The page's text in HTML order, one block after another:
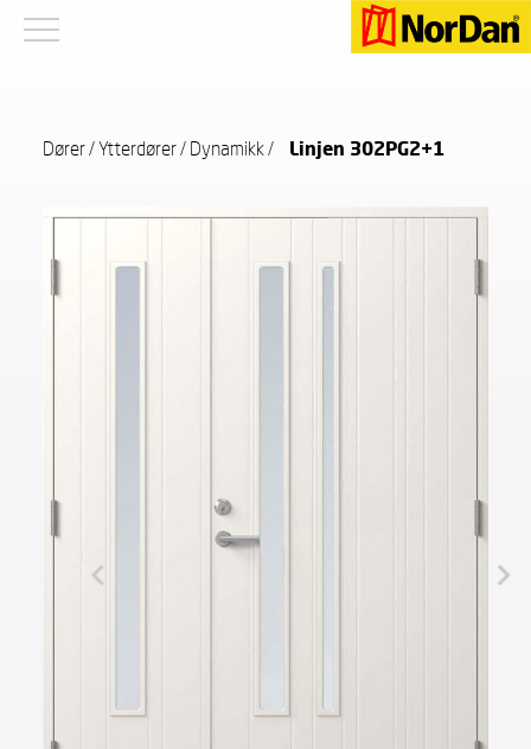
Dører/Ytterdører/ Dynamikk/ Linjen 302PG2+1